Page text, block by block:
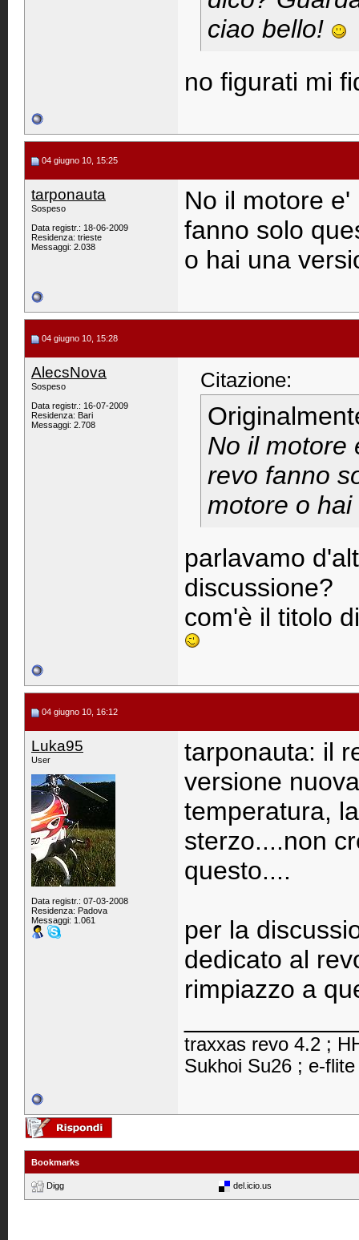
ciao bello!
no figurati mi
04 giugno 10, 15:25
tarponauta
Sospeso
Data registr.: 18-06-2009
Residenza: trieste
Messaggi: 2.038
No il motore
fanno solo
o hai una
04 giugno 10, 15:28
AlecsNova
Sospeso
Data registr.: 16-07-2009
Residenza: Bari
Messaggi: 2.708
Citazione:
No il motore
revo fanno
motore o
parlavamo
discussione?
com'è il titolo
04 giugno 10, 16:12
Luka95
User
Data registr.: 07-03-2008
Residenza: Padova
Messaggi: 1.061
tarponauta: il
versione
temperatura,
sterzo....non
questo....
per la
dedicato al
rimpiazzo a
traxxas revo 4.2 ;
Sukhoi Su26 ; e-
Bookmarks
Digg del.icio.us